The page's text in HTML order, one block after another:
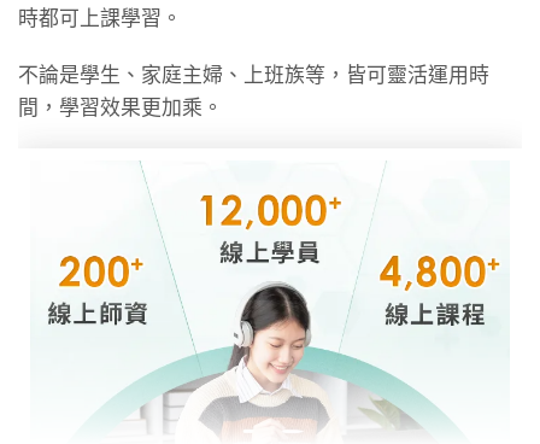
時都可上課學習。
不論是學生、家庭主婦、上班族等，皆可靈活運用時
間，學習效果更加乘。